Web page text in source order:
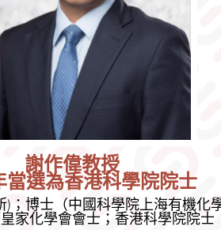
謝作偉教授
當選為香港科學院院士
博士（中國科學院上海有機化
家化學會會士；香港科學院院士